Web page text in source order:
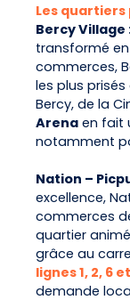
Les quartiers
Bercy Village
transformé
commerces,
les plus prisés
Bercy, de la
Arena en fait
notamment
Nation –
excellence,
commerces
quartier
grâce au
lignes 1, 2, 6
demande